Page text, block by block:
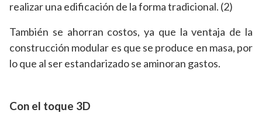
realizar una edificación de la forma tradicional. (2)
También se ahorran costos, ya que la ventaja de la
construcción modular es que se produce en masa, por
lo que al ser estandarizado se aminoran gastos.
Con el toque 3D